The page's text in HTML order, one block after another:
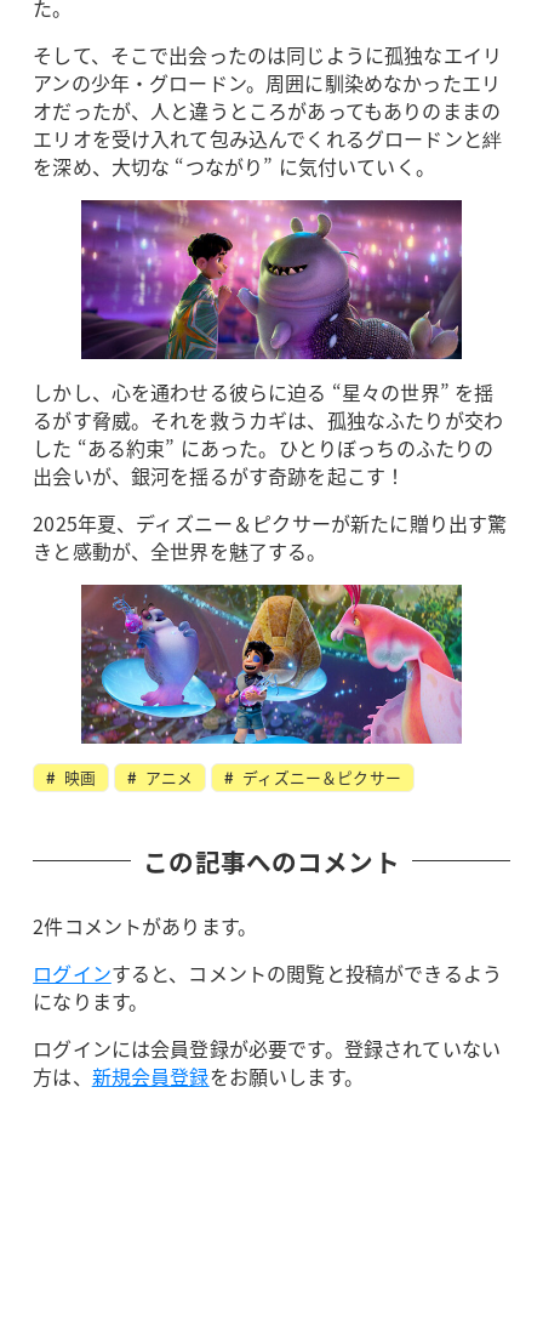
た。
そして、そこで出会ったのは同じように孤独なエイリ
アンの少年・グロードン。周囲に馴染めなかったエリ
オだったが、人と違うところがあってもありのままの
エリオを受け入れて包み込んでくれるグロードンと絆
を深め、大切な “つながり” に気付いていく。
しかし、心を通わせる彼らに迫る “星々の世界” を揺
るがす脅威。それを救うカギは、孤独なふたりが交わ
した “ある約束” にあった。ひとりぼっちのふたりの
出会いが、銀河を揺るがす奇跡を起こす！
2025年夏、ディズニー＆ピクサーが新たに贈り出す驚
きと感動が、全世界を魅了する。
映画 アニメ ディズニー＆ピクサー
この記事へのコメント
2件コメントがあります。
ログインすると、コメントの閲覧と投稿ができるよう
になります。
ログインには会員登録が必要です。登録されていない
方は、 新規会員登録をお願いします。